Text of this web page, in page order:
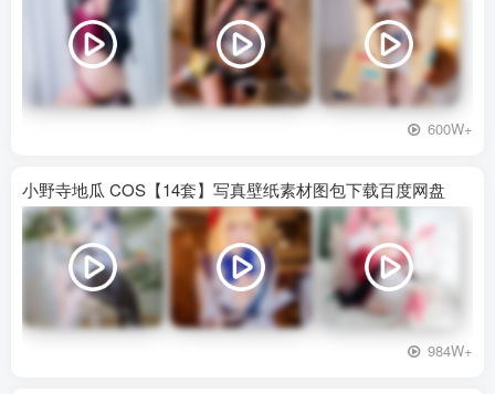
600W+
小野寺地瓜 COS【14套】写真壁纸素材图包下载百度网盘
984W+